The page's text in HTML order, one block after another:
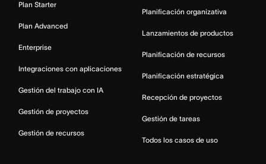
Plan Starter
Plan Advanced
Enterprise
Integraciones con aplicaciones
Gestión del trabajo con IA
Gestión de proyectos
Gestión de recursos
Planificación organizativa
Lanzamientos de productos
Planificación de recursos
Planificación estratégica
Recepción de proyectos
Gestión de tareas
Todos los casos de uso